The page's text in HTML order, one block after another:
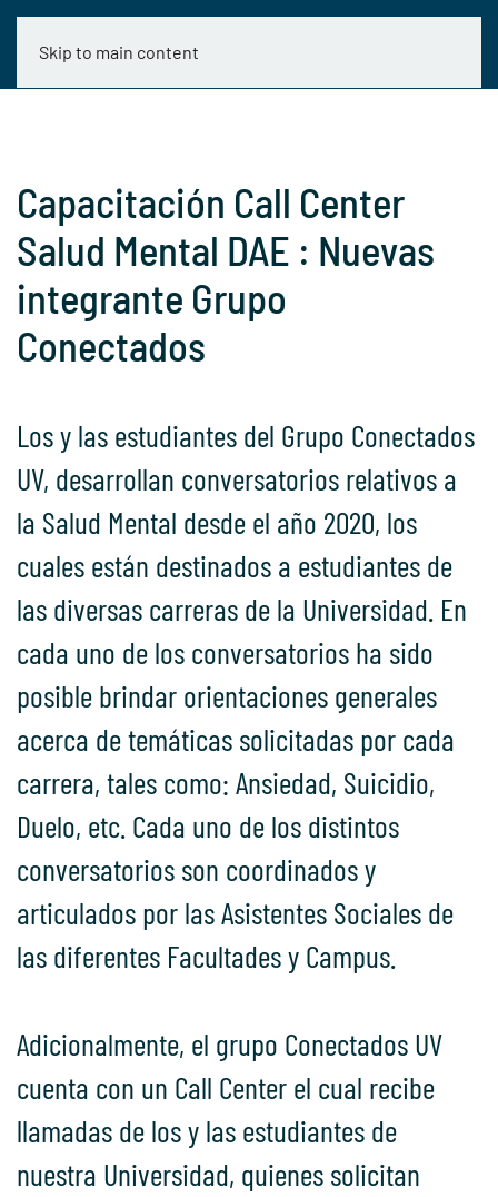
Skip to main content
Capacitación Call Center
Salud Mental DAE : Nuevas
integrante Grupo
Conectados
Los y las estudiantes del Grupo Conectados
UV, desarrollan conversatorios relativos a
la Salud Mental desde el año 2020, los
cuales están destinados a estudiantes de
las diversas carreras de la Universidad. En
cada uno de los conversatorios ha sido
posible brindar orientaciones generales
acerca de temáticas solicitadas por cada
carrera, tales como: Ansiedad, Suicidio,
Duelo, etc. Cada uno de los distintos
conversatorios son coordinados y
articulados por las Asistentes Sociales de
las diferentes Facultades y Campus.
Adicionalmente, el grupo Conectados UV
cuenta con un Call Center el cual recibe
llamadas de los y las estudiantes de
nuestra Universidad, quienes solicitan